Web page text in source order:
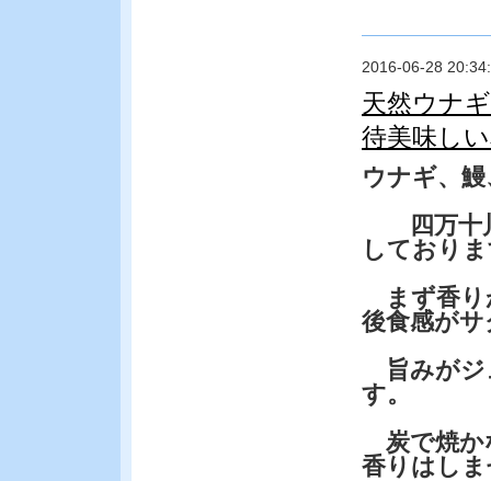
2016-06-28
天然ウナ
待美味し
ウナギ、
四万十
しており
まず香り
後食感が
旨みがジ
す。
炭で焼か
香りはし